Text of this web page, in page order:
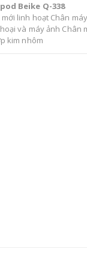
Beike Q-338
linh hoạt Chân
và máy ảnh Chân
kim nhôm